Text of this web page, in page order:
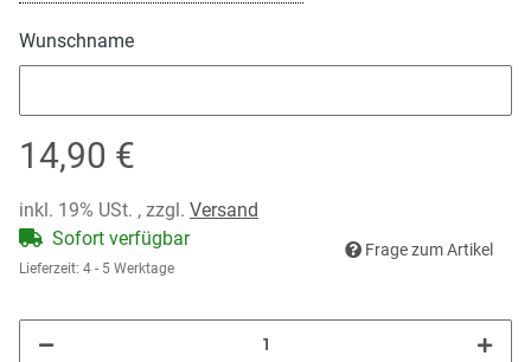
Wunschname
14,90 €
inkl. 19% USt. , zzgl. Versand
Sofort verfügbar
Lieferzeit: 4 - 5 Werktage
Frage zum Artikel